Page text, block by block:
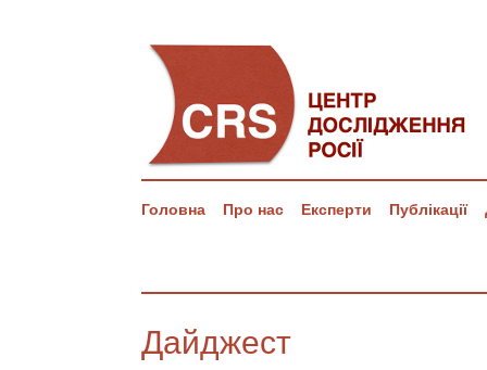
Головна Про нас Експерти Публікації
Дайджест